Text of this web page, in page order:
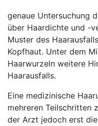
genaue Untersuchung
über Haardichte und -
Muster des
Kopfhaut. Unter dem
Haarwurzeln weitere
Haarausfalls.
Eine medizinische
mehreren Teilschritten
der Arzt jedoch erst